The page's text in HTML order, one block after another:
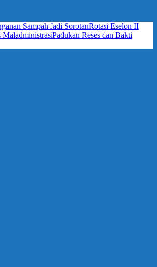
Sampah Jadi SorotanRotasi Eselon II
MaladministrasiPadukan Reses dan Bakti